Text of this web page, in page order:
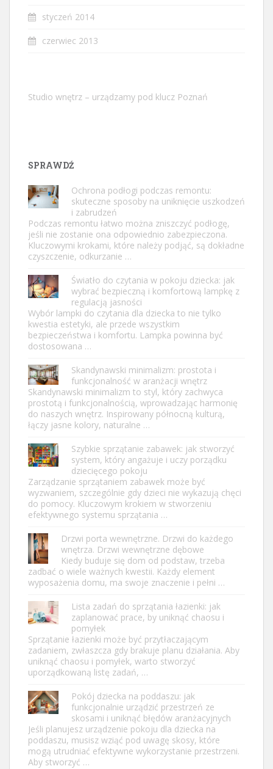
styczeń 2014
czerwiec 2013
Studio wnętrz – urządzamy pod klucz Poznań
SPRAWDŹ
Ochrona podłogi podczas remontu:
skuteczne sposoby na uniknięcie uszkodzeń
i zabrudzeń
Podczas remontu łatwo można zniszczyć podłogę,
jeśli nie zostanie ona odpowiednio zabezpieczona.
Kluczowymi krokami, które należy podjąć, są dokładne
czyszczenie, odkurzanie …
Światło do czytania w pokoju dziecka: jak
wybrać bezpieczną i komfortową lampkę z
regulacją jasności
Wybór lampki do czytania dla dziecka to nie tylko
kwestia estetyki, ale przede wszystkim
bezpieczeństwa i komfortu. Lampka powinna być
dostosowana …
Skandynawski minimalizm: prostota i
funkcjonalność w aranżacji wnętrz
Skandynawski minimalizm to styl, który zachwyca
prostotą i funkcjonalnością, wprowadzając harmonię
do naszych wnętrz. Inspirowany północną kulturą,
łączy jasne kolory, naturalne …
Szybkie sprzątanie zabawek: jak stworzyć
system, który angażuje i uczy porządku
dziecięcego pokoju
Zarządzanie sprzątaniem zabawek może być
wyzwaniem, szczególnie gdy dzieci nie wykazują chęci
do pomocy. Kluczowym krokiem w stworzeniu
efektywnego systemu sprzątania …
Drzwi porta wewnętrzne. Drzwi do każdego
wnętrza. Drzwi wewnętrzne dębowe
Kiedy buduje się dom od podstaw, trzeba
zadbać o wiele ważnych kwestii. Każdy element
wyposażenia domu, ma swoje znaczenie i pełni …
Lista zadań do sprzątania łazienki: jak
zaplanować prace, by uniknąć chaosu i
pomyłek
Sprzątanie łazienki może być przytłaczającym
zadaniem, zwłaszcza gdy brakuje planu działania. Aby
uniknąć chaosu i pomyłek, warto stworzyć
uporządkowaną listę zadań, …
Pokój dziecka na poddaszu: jak
funkcjonalnie urządzić przestrzeń ze
skosami i uniknąć błędów aranżacyjnych
Jeśli planujesz urządzenie pokoju dla dziecka na
poddaszu, musisz wziąć pod uwagę skosy, które
mogą utrudniać efektywne wykorzystanie przestrzeni.
Aby stworzyć …